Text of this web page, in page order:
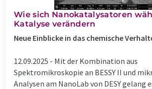
Wie sich Nanokatalysatoren
Katalyse verändern
Neue Einblicke in das chemische
12.09.2025 - Mit der Kombination aus
Spektromikroskopie an BESSY II und
Analysen am NanoLab von DESY gelang